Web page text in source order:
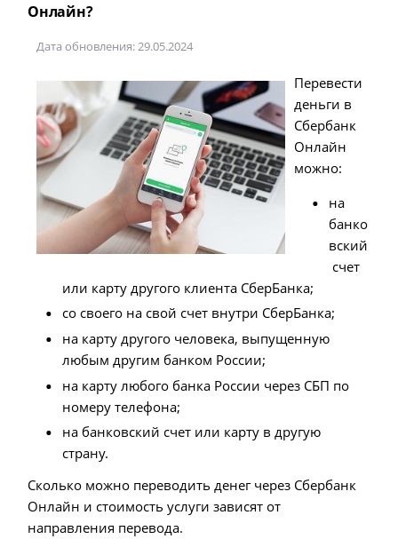
Онлайн?
Дата обновления: 29.05.2024
Перевести
деньги в
Сбербанк
Онлайн
можно:
на
банко
вский
счет
или карту другого клиента СберБанка;
со своего на свой счет внутри СберБанка;
на карту другого человека, выпущенную
любым другим банком России;
на карту любого банка России через СБП по
номеру телефона;
на банковский счет или карту в другую
страну.
Сколько можно переводить денег через Сбербанк
Онлайн и стоимость услуги зависят от
направления перевода.